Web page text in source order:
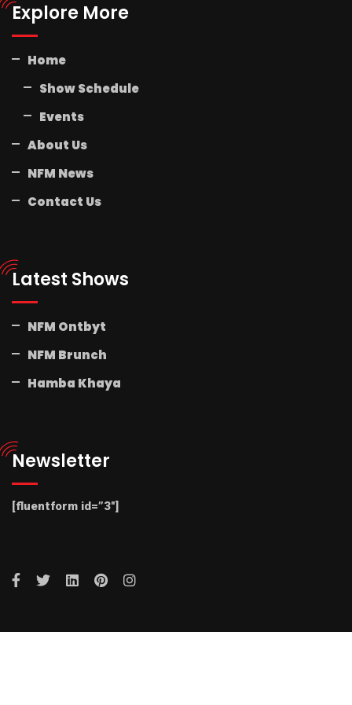
Explore More
Home
Show Schedule
Events
About Us
NFM News
Contact Us
Latest Shows
NFM Ontbyt
NFM Brunch
Hamba Khaya
Newsletter
[fluentform id=”3″]